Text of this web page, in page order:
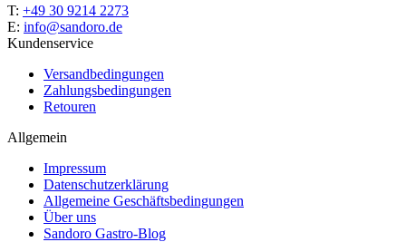
T: +49 30 9214 2273
E: info@sandoro.de
Kundenservice
Versandbedingungen
Zahlungsbedingungen
Retouren
Allgemein
Impressum
Datenschutzerklärung
Allgemeine Geschäftsbedingungen
Über uns
Sandoro Gastro-Blog